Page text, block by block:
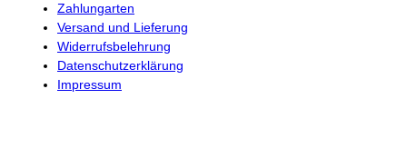
Zahlungarten
Versand und Lieferung
Widerrufsbelehrung
Datenschutzerklärung
Impressum